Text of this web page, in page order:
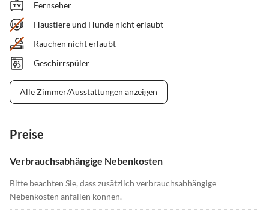
Fernseher
Haustiere und Hunde nicht erlaubt
Rauchen nicht erlaubt
Geschirrspüler
Alle Zimmer/Ausstattungen anzeigen
Preise
Verbrauchsabhängige Nebenkosten
Bitte beachten Sie, dass zusätzlich verbrauchsabhängige
Nebenkosten anfallen können.